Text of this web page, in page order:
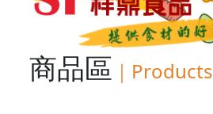
商品區 ｜ Products